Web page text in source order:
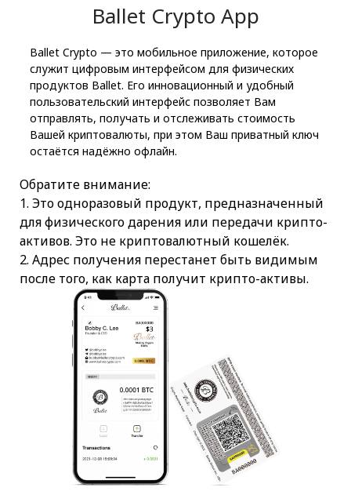
Ballet Crypto App
Ballet Crypto — это мобильное приложение, которое
служит цифровым интерфейсом для физических
продуктов Ballet. Его инновационный и удобный
пользовательский интерфейс позволяет Вам
отправлять, получать и отслеживать стоимость
Вашей криптовалюты, при этом Ваш приватный ключ
остаётся надёжно офлайн.
Обратите внимание:
1. Это одноразовый продукт, предназначенный
для физического дарения или передачи крипто-
активов. Это не криптовалютный кошелёк.
2. Адрес получения перестанет быть видимым
после того, как карта получит крипто-активы.